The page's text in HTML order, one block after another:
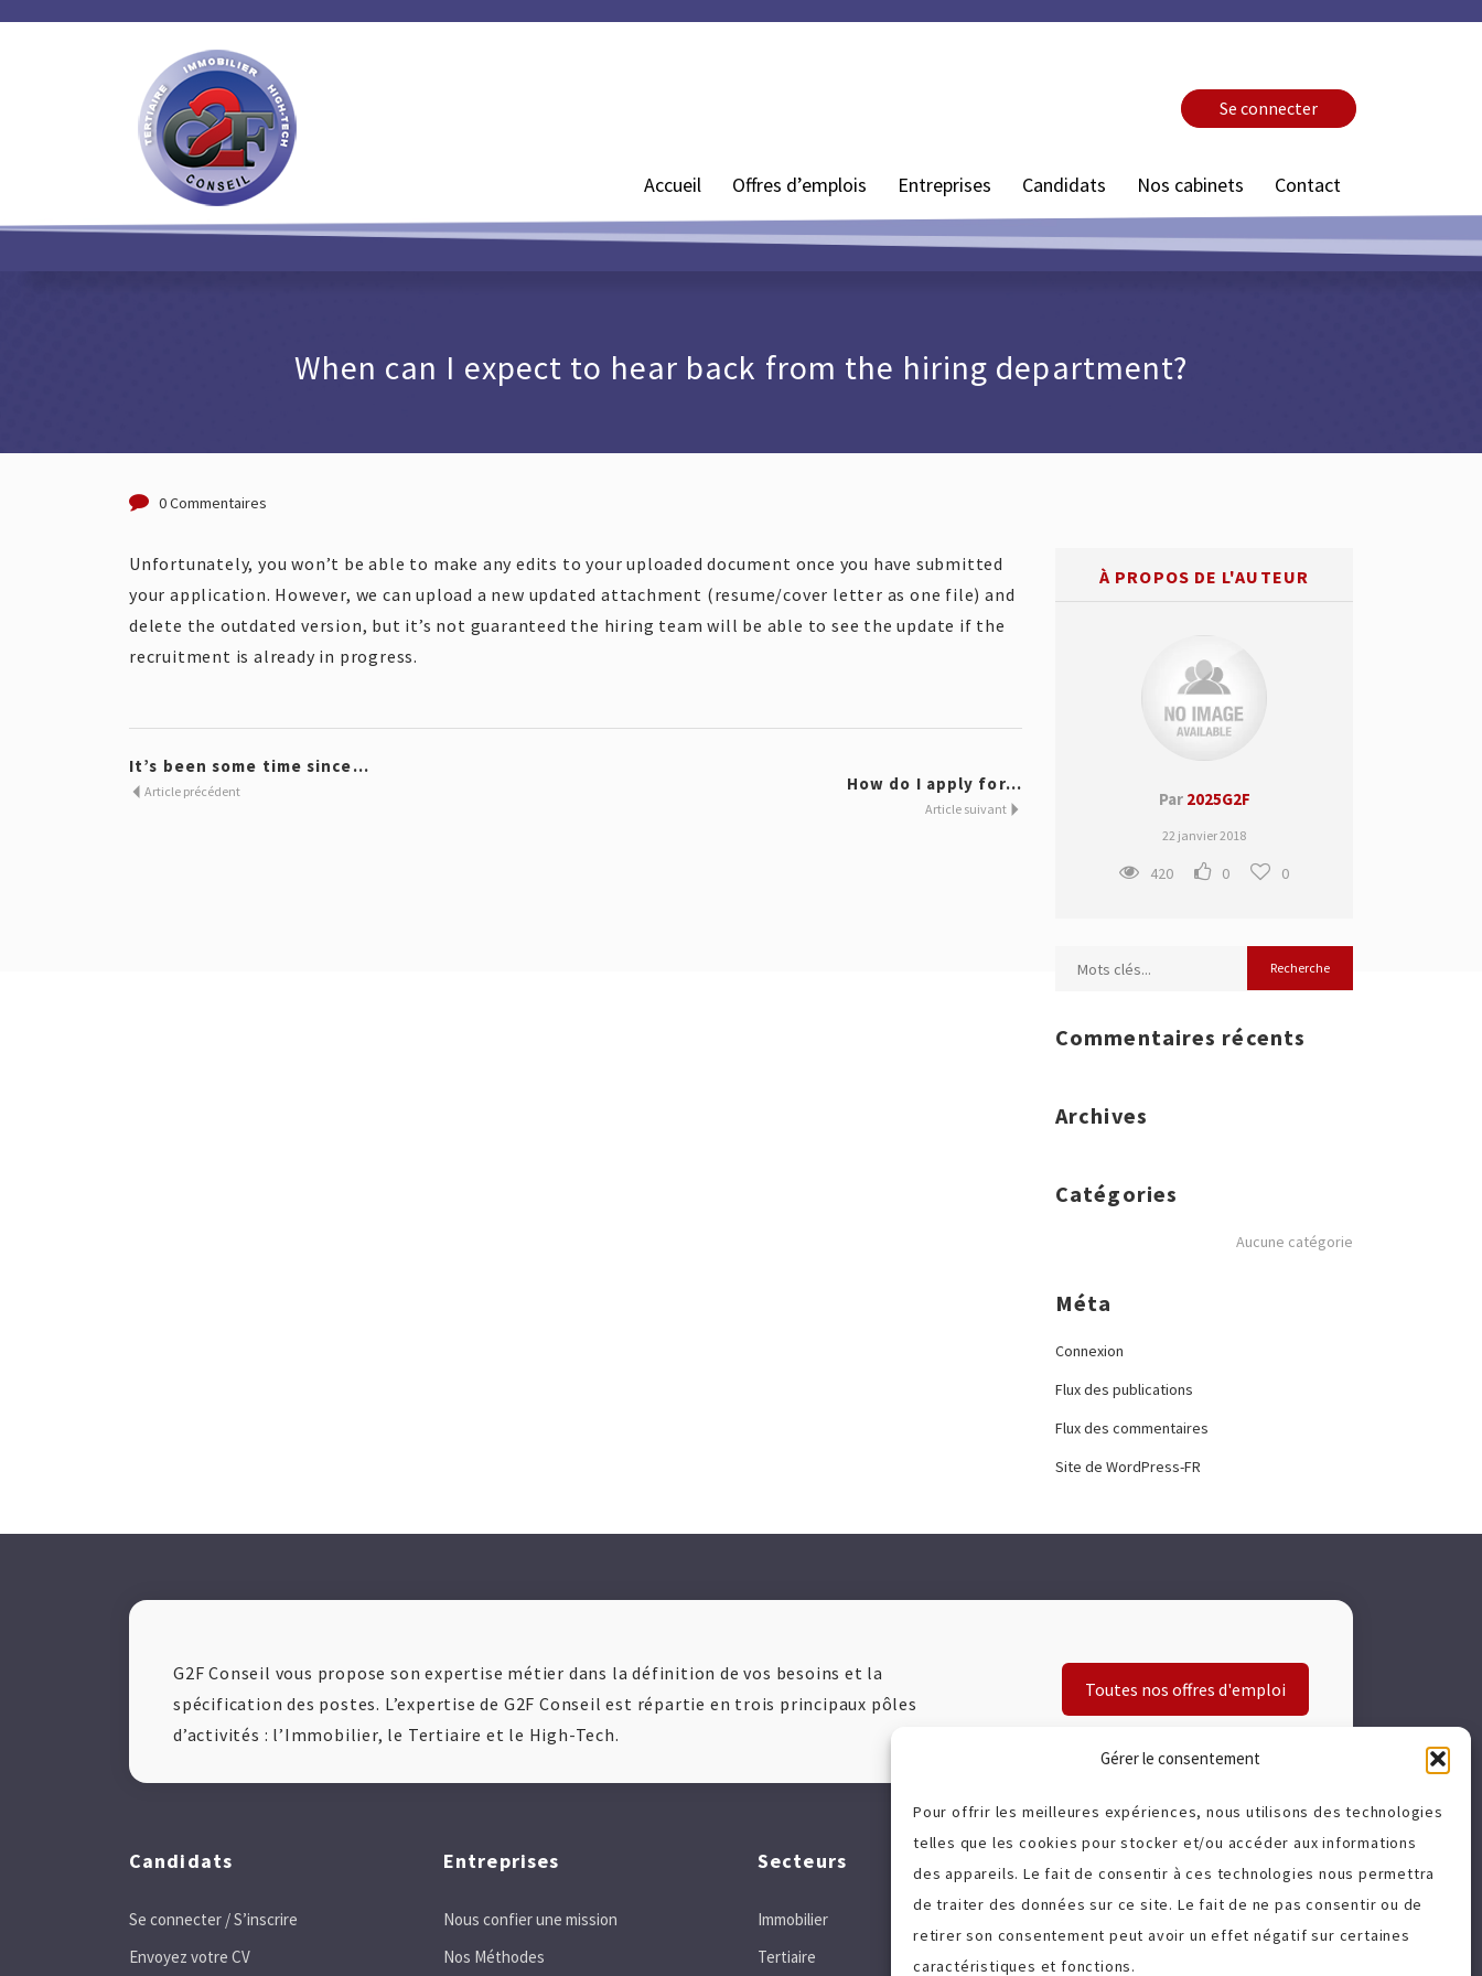
Gérer le consentement
Pour offrir les meilleures expériences, nous utilisons des technologies
telles que les cookies pour stocker et/ou accéder aux informations
des appareils. Le fait de consentir à ces technologies nous permettra
de traiter des données sur ce site. Le fait de ne pas consentir ou de
retirer son consentement peut avoir un effet négatif sur certaines
caractéristiques et fonctions.
Se connecter
Accueil Offres d’emplois Entreprises Candidats Nos cabinets Contact
When can I expect to hear back from the hiring department?
0 Commentaires
Unfortunately, you won’t be able to make any edits to your uploaded document once you have submitted
your application. However, we can upload a new updated attachment (resume/cover letter as one file) and
delete the outdated version, but it’s not guaranteed the hiring team will be able to see the update if the
recruitment is already in progress.
It’s been some time since...
Article précédent How do I apply for...
Article suivant
À PROPOS DE L'AUTEUR
Par 2025G2F
22 janvier 2018
420 0 0
Commentaires récents
Archives
Catégories
Aucune catégorie
Méta
Connexion
Flux des publications
Flux des commentaires
Site de WordPress-FR
G2F Conseil vous propose son expertise métier dans la définition de vos besoins et la
spécification des postes. L’expertise de G2F Conseil est répartie en trois principaux pôles
d’activités : l’Immobilier, le Tertiaire et le High-Tech.
Toutes nos offres d'emploi
Candidats
Se connecter / S’inscrire
Envoyez votre CV
Entreprises
Nous confier une mission
Nos Méthodes
Secteurs
Immobilier
Tertiaire
Charte qualité